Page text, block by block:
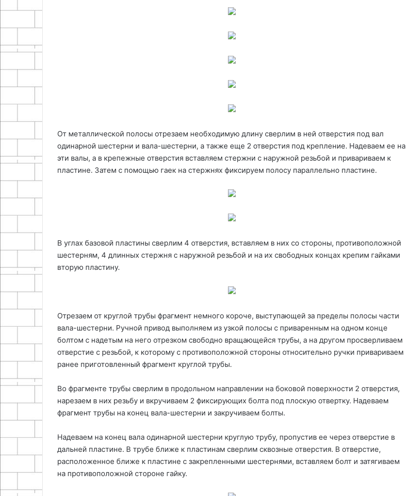
От металлической полосы отрезаем необходимую длину сверлим в ней отверстия под вал
одинарной шестерни и вала-шестерни, а также еще 2 отверстия под крепление. Надеваем ее на
эти валы, а в крепежные отверстия вставляем стержни с наружной резьбой и привариваем к
пластине. Затем с помощью гаек на стержнях фиксируем полосу параллельно пластине.
В углах базовой пластины сверлим 4 отверстия, вставляем в них со стороны, противоположной
шестерням, 4 длинных стержня с наружной резьбой и на их свободных концах крепим гайками
вторую пластину.
Отрезаем от круглой трубы фрагмент немного короче, выступающей за пределы полосы части
вала-шестерни. Ручной привод выполняем из узкой полосы с приваренным на одном конце
болтом с надетым на него отрезком свободно вращающейся трубы, а на другом просверливаем
отверстие с резьбой, к которому с противоположной стороны относительно ручки привариваем
ранее приготовленный фрагмент круглой трубы.
Во фрагменте трубы сверлим в продольном направлении на боковой поверхности 2 отверстия,
нарезаем в них резьбу и вкручиваем 2 фиксирующих болта под плоскую отвертку. Надеваем
фрагмент трубы на конец вала-шестерни и закручиваем болты.
Надеваем на конец вала одинарной шестерни круглую трубу, пропустив ее через отверстие в
дальней пластине. В трубе ближе к пластинам сверлим сквозные отверстия. В отверстие,
расположенное ближе к пластине с закрепленными шестернями, вставляем болт и затягиваем
на противоположной стороне гайку.